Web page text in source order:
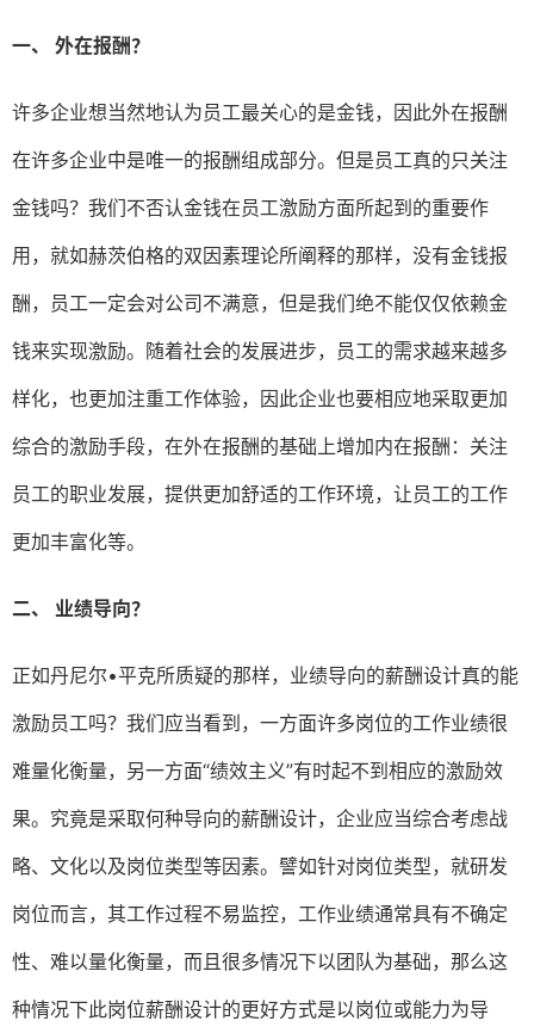
一、 外在报酬？
许多企业想当然地认为员工最关心的是金钱，因此外在报酬
在许多企业中是唯一的报酬组成部分。但是员工真的只关注
金钱吗？我们不否认金钱在员工激励方面所起到的重要作
用，就如赫茨伯格的双因素理论所阐释的那样，没有金钱报
酬，员工一定会对公司不满意，但是我们绝不能仅仅依赖金
钱来实现激励。随着社会的发展进步，员工的需求越来越多
样化，也更加注重工作体验，因此企业也要相应地采取更加
综合的激励手段，在外在报酬的基础上增加内在报酬：关注
员工的职业发展，提供更加舒适的工作环境，让员工的工作
更加丰富化等。
二、 业绩导向？
正如丹尼尔•平克所质疑的那样，业绩导向的薪酬设计真的能
激励员工吗？我们应当看到，一方面许多岗位的工作业绩很
难量化衡量，另一方面“绩效主义”有时起不到相应的激励效
果。究竟是采取何种导向的薪酬设计，企业应当综合考虑战
略、文化以及岗位类型等因素。譬如针对岗位类型，就研发
岗位而言，其工作过程不易监控，工作业绩通常具有不确定
性、难以量化衡量，而且很多情况下以团队为基础，那么这
种情况下此岗位薪酬设计的更好方式是以岗位或能力为导